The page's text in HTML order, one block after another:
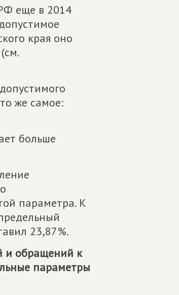
еще в 2014
края оно
же самое:
больше
параметра. К
23,87%.
и обращений к
параметры